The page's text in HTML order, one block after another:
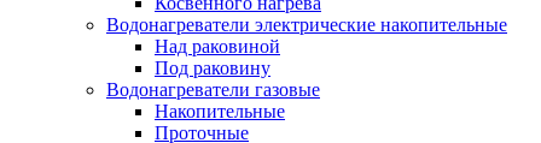
Водонагреватели электрические накопительные
Над раковиной
Под раковину
Водонагреватели газовые
Накопительные
Проточные